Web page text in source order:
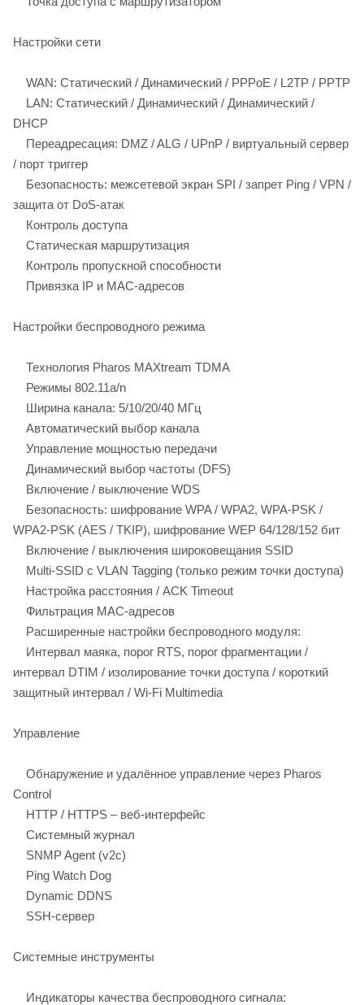
Настройки сети
WAN: Статический / Динамический / PPPoE / L2TP / PPTP
LAN: Статический / Динамический / Динамический /
DHCP
Переадресация: DMZ / ALG / UPnP / виртуальный сервер
/ порт триггер
Безопасность: межсетевой экран SPI / запрет Ping / VPN /
защита от DoS-атак
Контроль доступа
Статическая маршрутизация
Контроль пропускной способности
Привязка IP и MAC-адресов
Настройки беспроводного режима
Технология Pharos MAXtream TDMA
Режимы 802.11a/n
Ширина канала: 5/10/20/40 МГц
Автоматический выбор канала
Управление мощностью передачи
Динамический выбор частоты (DFS)
Включение / выключение WDS
Безопасность: шифрование WPA / WPA2, WPA-PSK /
WPA2-PSK (AES / TKIP), шифрование WEP 64/128/152 бит
Включение / выключения широковещания SSID
Multi-SSID с VLAN Tagging (только режим точки доступа)
Настройка расстояния / ACK Timeout
Фильтрация MAC-адресов
Расширенные настройки беспроводного модуля:
Интервал маяка, порог RTS, порог фрагментации /
интервал DTIM / изолирование точки доступа / короткий
защитный интервал / Wi-Fi Multimedia
Управление
Обнаружение и удалённое управление через Pharos
Control
HTTP / HTTPS – веб-интерфейс
Системный журнал
SNMP Agent (v2c)
Ping Watch Dog
Dynamic DDNS
SSH-сервер
Системные инструменты
Индикаторы качества беспроводного сигнала: